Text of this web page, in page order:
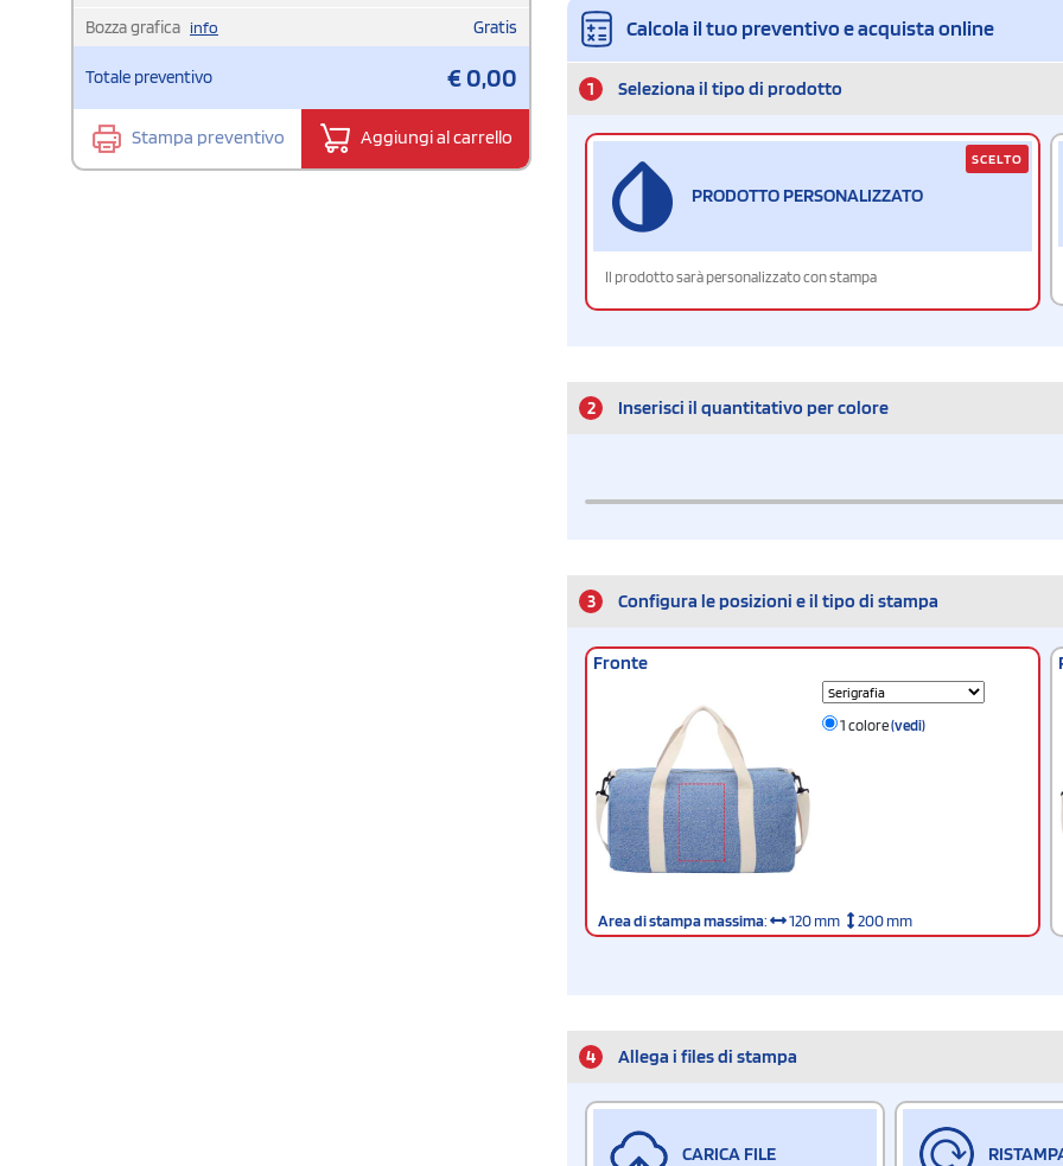
Bozza grafica info Gratis
Totale preventivo €0,00
Stampa preventivo Aggiungi al carrello
Calcola il tuo preventivo e acquista online
1 Seleziona il tipo di prodotto
PRODOTTO PERSONALIZZATO
Il prodotto sarà personalizzato con stampa
SCELTO
2 Inserisci il quantitativo per colore
3 Configura le posizioni e il tipo di stampa
Fronte
1 colore(vedi)
Area di stampa massima: 120 mm 200 mm
4 Allega i files di stampa
CARICA FILE